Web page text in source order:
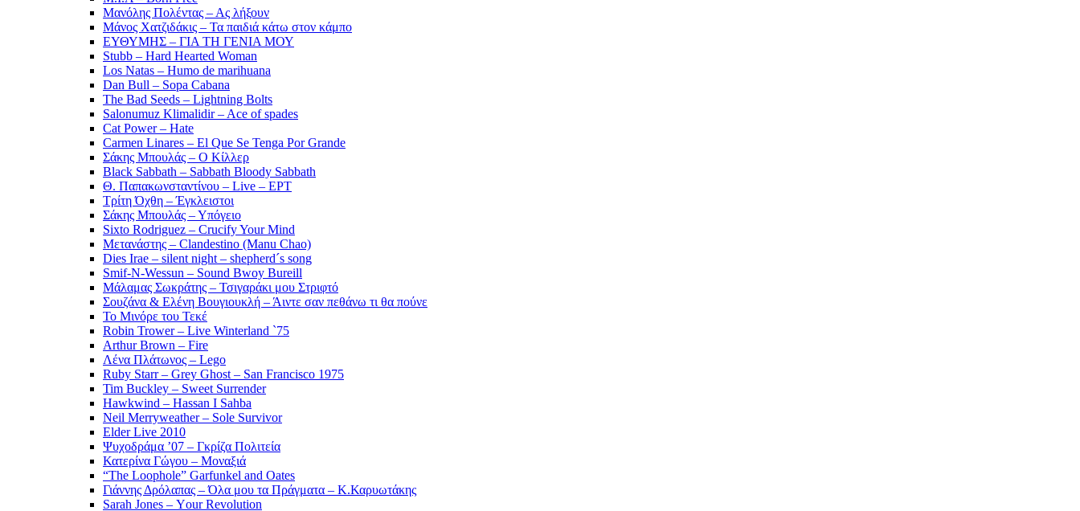
Μανόλης Πολέντας – Ας λήξουν
Μάνος Χατζιδάκις – Τα παιδιά κάτω στον κάμπο
ΕΥΘΥΜΗΣ – ΓΙΑ ΤΗ ΓΕΝΙΑ ΜΟΥ
Stubb – Hard Hearted Woman
Los Natas – Humo de marihuana
Dan Bull – Sopa Cabana
The Bad Seeds – Lightning Bolts
Salonumuz Klimalidir – Ace of spades
Cat Power – Hate
Carmen Linares – El Que Se Tenga Por Grande
Σάκης Μπουλάς – Ο Κίλλερ
Black Sabbath – Sabbath Bloody Sabbath
Θ. Παπακωνσταντίνου – Live – ΕΡΤ
Τρίτη Όχθη – Έγκλειστοι
Σάκης Μπουλάς – Υπόγειο
Sixto Rodriguez – Crucify Your Mind
Μετανάστης – Clandestino (Manu Chao)
Dies Irae – silent night – shepherd´s song
Smif-N-Wessun – Sound Bwoy Bureill
Mάλαμας Σωκράτης – Τσιγαράκι μου Στριφτό
Σουζάνα & Ελένη Βουγιουκλή – Άιντε σαν πεθάνω τι θα πούνε
Το Μινόρε του Τεκέ
Robin Trower – Live Winterland `75
Arthur Brown – Fire
Λένα Πλάτωνος – Lego
Ruby Starr – Grey Ghost – San Francisco 1975
Tim Buckley – Sweet Surrender
Hawkwind – Hassan I Sahba
Neil Merryweather – Sole Survivor
Elder Live 2010
Ψυχοδράμα ’07 – Γκρίζα Πολιτεία
Κατερίνα Γώγου – Μοναξιά
“The Loophole” Garfunkel and Oates
Γιάννης Δρόλαπας – Όλα μου τα Πράγματα – Κ.Καρυωτάκης
Sarah Jones – Υour Revolution